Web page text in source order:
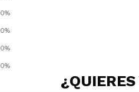
0%
0%
0%
0%